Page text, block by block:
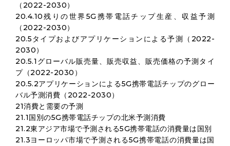
（2022-2030）
20.4.10残りの世界5G携帯電話チップ生産、収益予測
（2022-2030）
20.5タイプおよびアプリケーションによる予測（2022-
2030）
20.5.1グローバル販売量、販売収益、販売価格の予測タイ
プ（2022-2030）
20.5.2アプリケーションによる5G携帯電話チップのグロー
バル予測消費（2022-2030）
21消費と需要の予測
21.1国別の5G携帯電話チップの北米予測消費
21.2東アジア市場で予測される5G携帯電話の消費量は国別
21.3ヨーロッパ市場で予測される5G携帯電話の消費量は国